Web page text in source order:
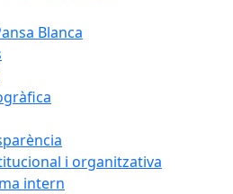
Blanca
i organitzativa
intern